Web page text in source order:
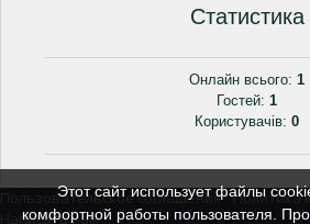
Статистика
Онлайн всього: 1
Гостей: 1
Користувачів: 0
Пользовательское соглашения|Политика
Написать нам
Этот сайт использует файлы
комфортной работы пользователя.